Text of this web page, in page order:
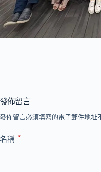
發佈留言
發佈留言必須填寫的電子郵件地址
名稱 *